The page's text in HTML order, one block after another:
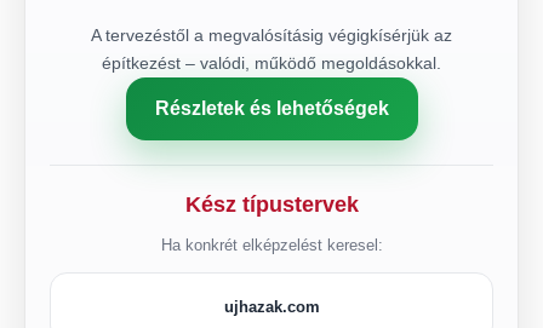
A tervezéstől a megvalósításig végigkísérjük az
építkezést – valódi, működő megoldásokkal.
Részletek és lehetőségek
Kész típustervek
Ha konkrét elképzelést keresel:
ujhazak.com